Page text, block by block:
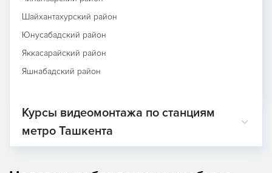
Шайхантахурский район
Юнусабадский район
Яккасарайский район
Яшнабадский район
Курсы видеомонтажа по станциям
метро Ташкента